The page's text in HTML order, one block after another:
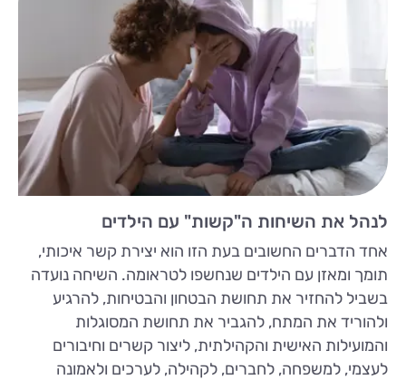
לנהל את השיחות ה"קשות" עם הילדים
אחד הדברים החשובים בעת הזו הוא יצירת קשר איכותי,
תומך ומאזן עם הילדים שנחשפו לטראומה. השיחה נועדה
בשביל להחזיר את תחושת הבטחון והבטיחות, להרגיע
ולהוריד את המתח, להגביר את תחושת המסוגלות
והמועילות האישית והקהילתית, ליצור קשרים וחיבורים
לעצמי, למשפחה, לחברים, לקהילה, לערכים ולאמונה